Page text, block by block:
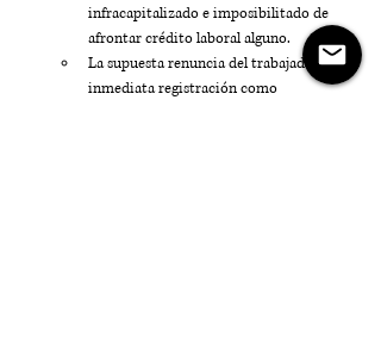
infracapitalizado e imposibilitado de
afrontar crédito laboral alguno.
La supuesta renuncia del trabajador y su
inmediata registración como